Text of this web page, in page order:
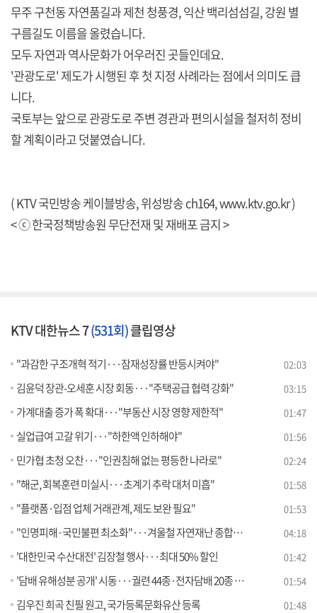
무주 구천동 자연품길과 제천 청풍경, 익산 백리섬섬길, 강원 별
구름길도 이름을 올렸습니다.
모두 자연과 역사문화가 어우러진 곳들인데요.
'관광도로' 제도가 시행된 후 첫 지정 사례라는 점에서 의미도 큽
니다.
국토부는 앞으로 관광도로 주변 경관과 편의시설을 철저히 정비
할 계획이라고 덧붙였습니다.
( KTV 국민방송 케이블방송, 위성방송 ch164,www.ktv.go.kr)
< ⓒ 한국정책방송원 무단전재 및 재배포 금지 >
KTV 대한뉴스 7(531회)클립영상
"과감한 구조개혁 적기···잠재성장률 반등시켜야" 02:03
김윤덕 장관-오세훈 시장 회동···"주택공급 협력 강화" 03:15
가계대출 증가 폭 확대···"부동산 시장 영향 제한적" 01:47
실업급여 고갈 위기···"하한액 인하해야" 01:56
민가협 초청 오찬···"인권침해 없는 평등한 나라로" 02:24
"해군, 회복훈련 미실시···초계기 추락 대처 미흡" 01:58
"플랫폼·입점 업체 거래관계, 제도 보완 필요" 01:53
"인명피해·국민불편 최소화"···겨울철 자연재난 종합대책 04:18
'대한민국 수산대전' 김장철 행사···최대 50% 할인 01:42
'담배 유해성분 공개' 시동···궐련 44종·전자담배 20종 검사 01:54
김우진 희곡 친필 원고, 국가등록문화유산 등록 01:48